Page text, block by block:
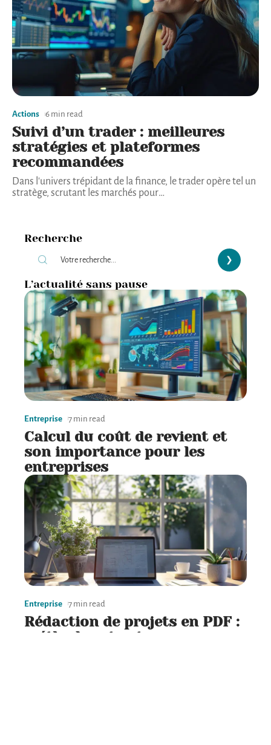
Actions 6 min read
Suivi d’un trader : meilleures
stratégies et plateformes
recommandées
Dans l'univers trépidant de la finance, le trader opère tel un
stratège, scrutant les marchés pour…
Recherche
L’actualité sans pause
Entreprise 7 min read
Calcul du coût de revient et
son importance pour les
entreprises
Entreprise 7 min read
Rédaction de projets en PDF :
méthodes et astuces